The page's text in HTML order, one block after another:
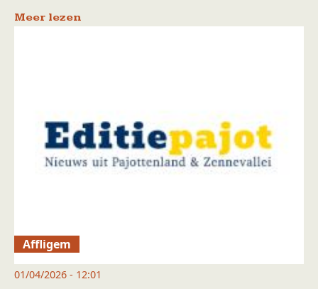
Meer lezen
Affligem
01/04/2026 - 12:01